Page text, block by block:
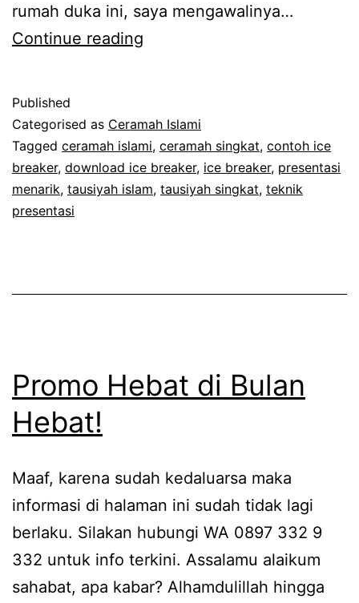
rumah duka ini, saya mengawalinya…
Continue reading
Wafatnya
Tetangga
Published
Categorised as Ceramah Islami
Tagged ceramah islami, ceramah singkat, contoh ice
breaker, download ice breaker, ice breaker, presentasi
menarik, tausiyah islam, tausiyah singkat, teknik
presentasi
Promo Hebat di Bulan
Hebat!
Maaf, karena sudah kedaluarsa maka
informasi di halaman ini sudah tidak lagi
berlaku. Silakan hubungi WA 0897 332 9
332 untuk info terkini. Assalamu alaikum
sahabat, apa kabar? Alhamdulillah hingga